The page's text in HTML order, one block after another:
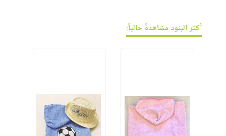
وفرات
انشر
أكثر البنود مشاهدةً حالياً: